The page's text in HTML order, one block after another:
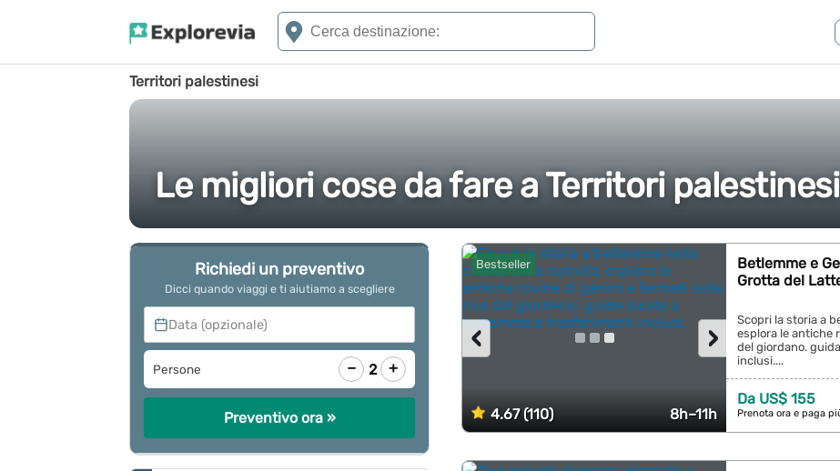
Territori palestinesi
Le migliori cose da fare a Territori palestinesi
Bestseller
4.67 (110) 8h–11h
›
‹
Betlemme e
Grotta del
Scopri la storia a
esplora le antiche
del giordano.
inclusi....
Da US$ 155
Prenota ora e paga
Richiedi un preventivo
Dicci quando viaggi e ti aiutiamo a scegliere
Data (opzionale)
Persone − 2 +
Preventivo ora »